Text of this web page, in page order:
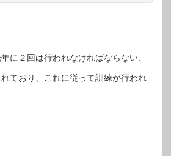
に２回は行われなければならない、
ており、これに従って訓練が行われ